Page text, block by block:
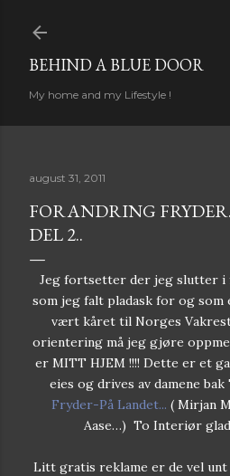
BEHIND A BLUE DOOR
My home and my Lifestyle !
august 31, 2011
FORANDRING
DEL 2..
Jeg fortsetter der jeg slutter i
som jeg falt pladask for og som
vært kåret til Norges
orientering må jeg gjøre
er MITT HJEM !!!! Dette er et
eies og drives av damene
Fryder-På Landet... ( Mirjan
Aase…) To Interiør
Litt gratis reklame er de vel